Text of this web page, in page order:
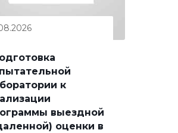
к
выездной
оценки в